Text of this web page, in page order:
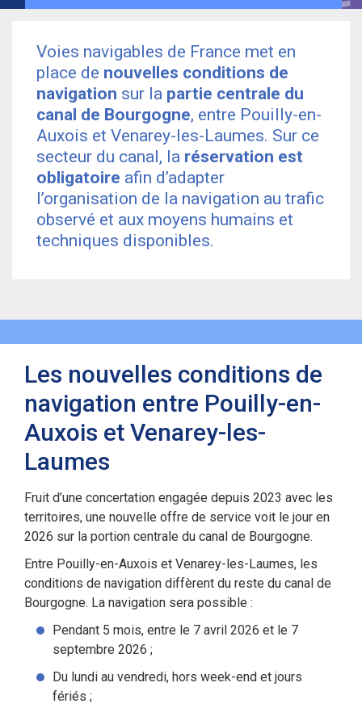
Voies navigables de France met en
place de nouvelles conditions de
navigation sur la partie centrale du
canal de Bourgogne, entre Pouilly-en-
Auxois et Venarey-les-Laumes. Sur ce
secteur du canal, la réservation est
obligatoire afin d’adapter
l’organisation de la navigation au trafic
observé et aux moyens humains et
techniques disponibles.
Les nouvelles conditions de
navigation entre Pouilly-en-
Auxois et Venarey-les-
Laumes
Fruit d’une concertation engagée depuis 2023 avec les
territoires, une nouvelle offre de service voit le jour en
2026 sur la portion centrale du canal de Bourgogne.
Entre Pouilly-en-Auxois et Venarey-les-Laumes, les
conditions de navigation diffèrent du reste du canal de
Bourgogne. La navigation sera possible :
Pendant 5 mois, entre le 7 avril 2026 et le 7
septembre 2026 ;
Du lundi au vendredi, hors week-end et jours
fériés ;